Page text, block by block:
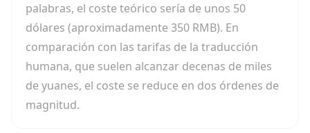
palabras, el coste teórico sería de unos 50
dólares (aproximadamente 350 RMB). En
comparación con las tarifas de la traducción
humana, que suelen alcanzar decenas de miles
de yuanes, el coste se reduce en dos órdenes de
magnitud.